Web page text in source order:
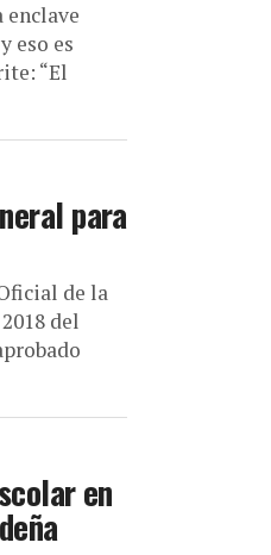
eso es
“El
para
de la
del
en